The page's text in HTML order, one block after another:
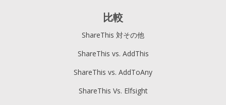
比較
ShareThis 対その他
ShareThis vs. AddThis
ShareThis vs. AddToAny
ShareThis Vs. Elfsight